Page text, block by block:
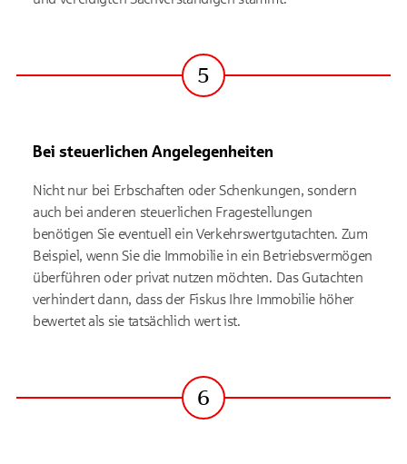
Schritt
5
Bei steuerlichen Angelegenheiten
Nicht nur bei Erbschaften oder Schenkungen, sondern
auch bei anderen steuerlichen Fragestellungen
benötigen Sie eventuell ein Verkehrswertgutachten. Zum
Beispiel, wenn Sie die Immobilie in ein Betriebsvermögen
überführen oder privat nutzen möchten. Das Gutachten
verhindert dann, dass der Fiskus Ihre Immobilie höher
bewertet als sie tatsächlich wert ist.
Schritt
6